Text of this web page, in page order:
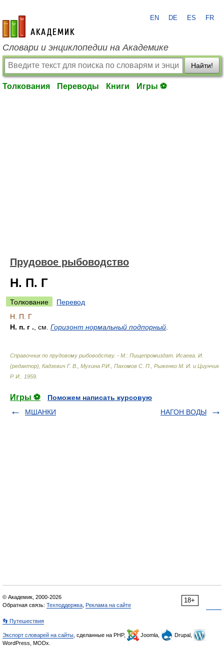
academic.ru
EN DE ES FR
Словари и энциклопедии на Академике
Найти!
Толкования Переводы Книги Игры ⚽
Прудовое рыбоводство
Н. П. Г
Толкование
Перевод
Н. П. Г
Н. п. г . , см. Горизонт нормальный подпорный
Справочник по прудовому рыбоводству. - М.: Пищепромиздат Исаева. И.
(редактор), Кадзевич Г. В., Мухина Р.И., Пахомов С. П., Рыженко М. И. и Циунчик
Р. И.
1959
Игры ⚽
Поможем написать курсовую
МШАНКИ
НАГОН ВОДЫ
18+
© Академик, 2000-2026
Обратная связь: Техподдержка Реклама на сайте
👣 Путешествия
Экспорт словарей на сайты , сделанные на PHP, Joomla,
Drupal,
WordPress, MODx.